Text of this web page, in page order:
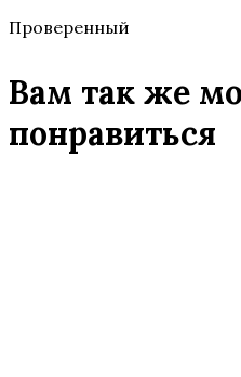
Проверенный
Вам так же
понравиться